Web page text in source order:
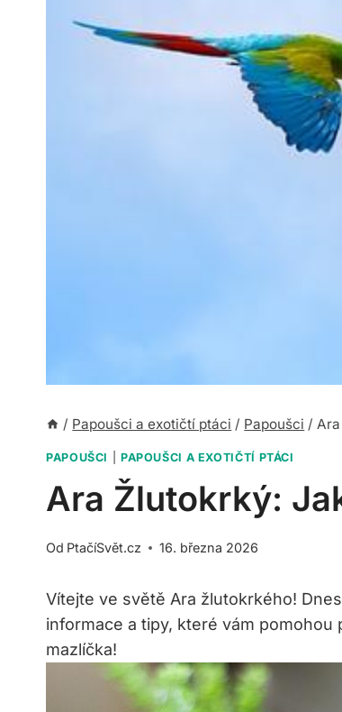
/ Papoušci a exotičtí ptáci / Papoušci /
PAPOUŠCI PAPOUŠCI A EXOTIČTÍ PTÁCI
Ara Žlutokrký:
Od PtačíSvět.cz 16. března 2026
Vítejte ve světě Ara žlutokrkého!
informace a tipy, které vám
mazlíčka!